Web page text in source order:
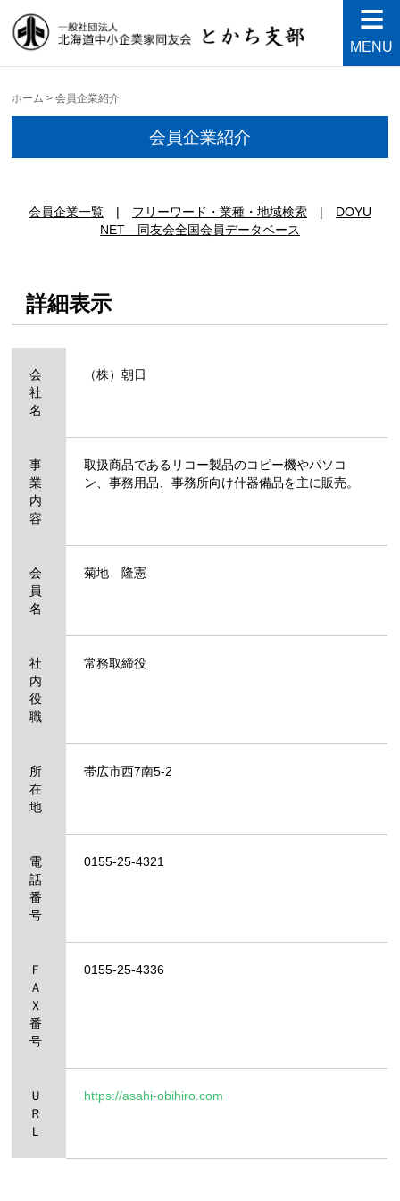
中小企業家同友会とかち支
Just another WordPress site
MENU
ホーム >会員企業紹介
会員企業紹介
| | DOYU
NET 同友会全国会員データベース
詳細表示
会
社
名
（株）朝日
事
業
内
容
取扱商品であるリコー製品のコピー機やパソコ
ン、事務用品、事務所向け什器備品を主に販売。
会
員
名
菊地 隆憲
社
内
役
職
常務取締役
所
在
地
帯広市西7南5-2
電
話
番
号
0155-25-4321
Ｆ
Ａ
Ｘ
番
号
0155-25-4336
Ｕ
Ｒ
Ｌ
https://asahi-obihiro.com